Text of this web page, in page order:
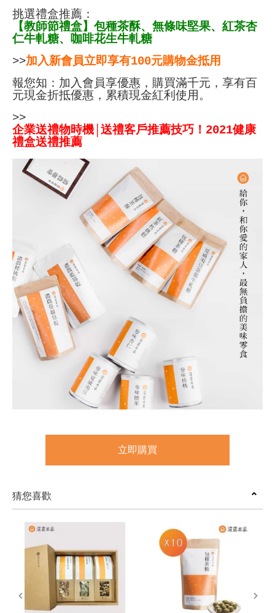
挑選禮盒推薦：
【教師節禮盒】包種茶酥、無條味堅果、紅茶杏
仁牛軋糖、咖啡花生牛軋糖
>>加入新會員立即享有100元購物金抵用
報您知：加入會員享優惠，購買滿千元，享有百
元現金折抵優惠，累積現金紅利使用。
>>
企業送禮物時機│送禮客戶推薦技巧！2021健康
禮盒送禮推薦
立即購買
猜您喜歡